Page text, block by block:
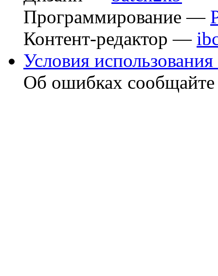
Программирование —
Контент-редактор —
Условия использования
Об ошибках